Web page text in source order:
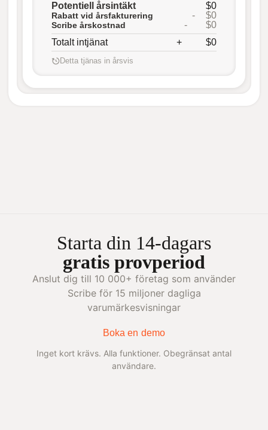
Potentiell årsintäkt
$0
Rabatt vid årsfakturering - $0
Scribe årskostnad -
$0
Totalt intjänat
+ $0
Detta tjänas in årsvis
Starta din 14-dagars
gratis provperiod
Anslut dig till 10 000+ företag som använder
Scribe för 15 miljoner dagliga
varumärkesvisningar
Boka en demo
Inget kort krävs. Alla funktioner. Obegränsat antal
användare.